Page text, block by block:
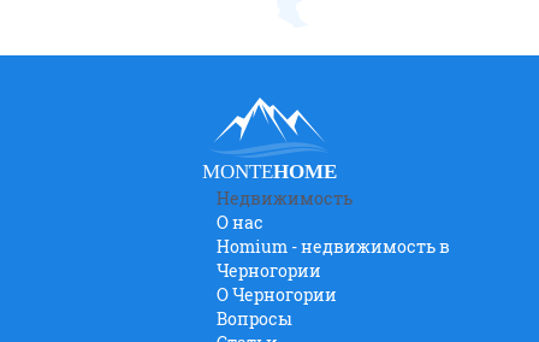
MONTEHOME
Недвижимость
О нас
Homium - недвижимость в
Черногории
O Черногории
Вопросы